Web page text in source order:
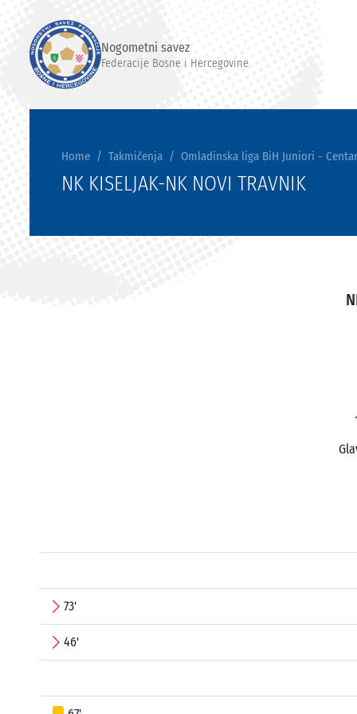
Nogometni savez
Federacije Bosne i Hercegovine
Home Takmičenja Omladinska liga BiH Juniori -
NK KISELJAK-NK NOVI TRAVNIK
73'
46'